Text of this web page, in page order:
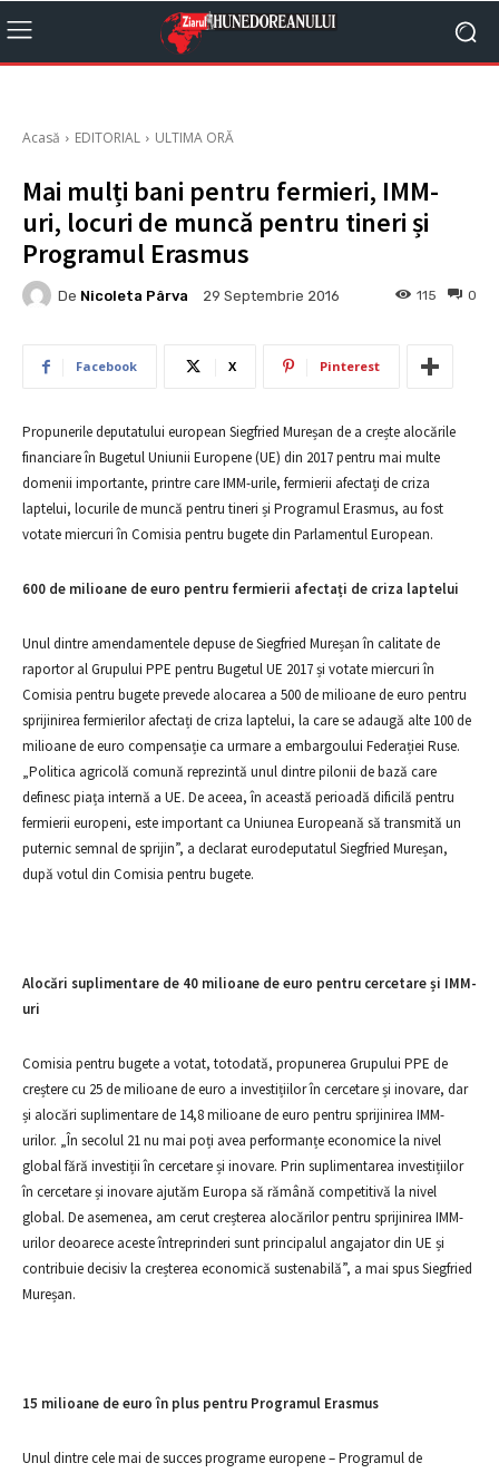
Acasă EDITORIAL ULTIMA ORĂ
Mai mulți bani pentru fermieri, IMM-
uri, locuri de muncă pentru tineri și
Programul Erasmus
De Nicoleta Pârva 29 Septembrie 2016 0
115
Facebook X Pinterest
Propunerile deputatului european Siegfried Mureșan de a crește alocările
financiare în Bugetul Uniunii Europene (UE) din 2017 pentru mai multe
domenii importante, printre care IMM-urile, fermierii afectați de criza
laptelui, locurile de muncă pentru tineri și Programul Erasmus, au fost
votate miercuri în Comisia pentru bugete din Parlamentul European.
600 de milioane de euro pentru fermierii afectați de criza laptelui
Unul dintre amendamentele depuse de Siegfried Mureșan în calitate de
raportor al Grupului PPE pentru Bugetul UE 2017 și votate miercuri în
Comisia pentru bugete prevede alocarea a 500 de milioane de euro pentru
sprijinirea fermierilor afectați de criza laptelui, la care se adaugă alte 100 de
milioane de euro compensație ca urmare a embargoului Federației Ruse.
„Politica agricolă comună reprezintă unul dintre pilonii de bază care
definesc piața internă a UE. De aceea, în această perioadă dificilă pentru
fermierii europeni, este important ca Uniunea Europeană să transmită un
puternic semnal de sprijin”, a declarat eurodeputatul Siegfried Mureșan,
după votul din Comisia pentru bugete.
Alocări suplimentare de 40 milioane de euro pentru cercetare și IMM-
uri
Comisia pentru bugete a votat, totodată, propunerea Grupului PPE de
creștere cu 25 de milioane de euro a investițiilor în cercetare și inovare, dar
și alocări suplimentare de 14,8 milioane de euro pentru sprijinirea IMM-
urilor. „În secolul 21 nu mai poți avea performanțe economice la nivel
global fără investiții în cercetare și inovare. Prin suplimentarea investițiilor
în cercetare și inovare ajutăm Europa să rămână competitivă la nivel
global. De asemenea, am cerut creșterea alocărilor pentru sprijinirea IMM-
urilor deoarece aceste întreprinderi sunt principalul angajator din UE și
contribuie decisiv la creșterea economică sustenabilă”, a mai spus Siegfried
Mureșan.
15 milioane de euro în plus pentru Programul Erasmus
Unul dintre cele mai de succes programe europene – Programul de